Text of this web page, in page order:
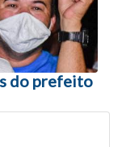
do prefeito